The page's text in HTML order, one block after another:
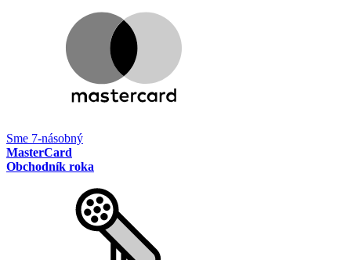
Sme 7-násobný
MasterCard
Obchodník roka